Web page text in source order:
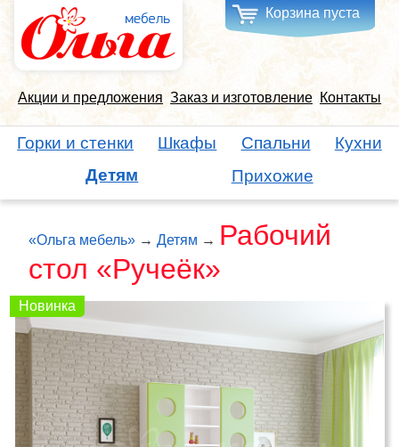
Акции и предложения Заказ и изготовление Контакты
Корзина пуста
Горки и стенки Шкафы Спальни
Кухни
Детям
Прихожие
«Ольга мебель» → Детям → Рабочий
стол «Ручеёк»
Новинка